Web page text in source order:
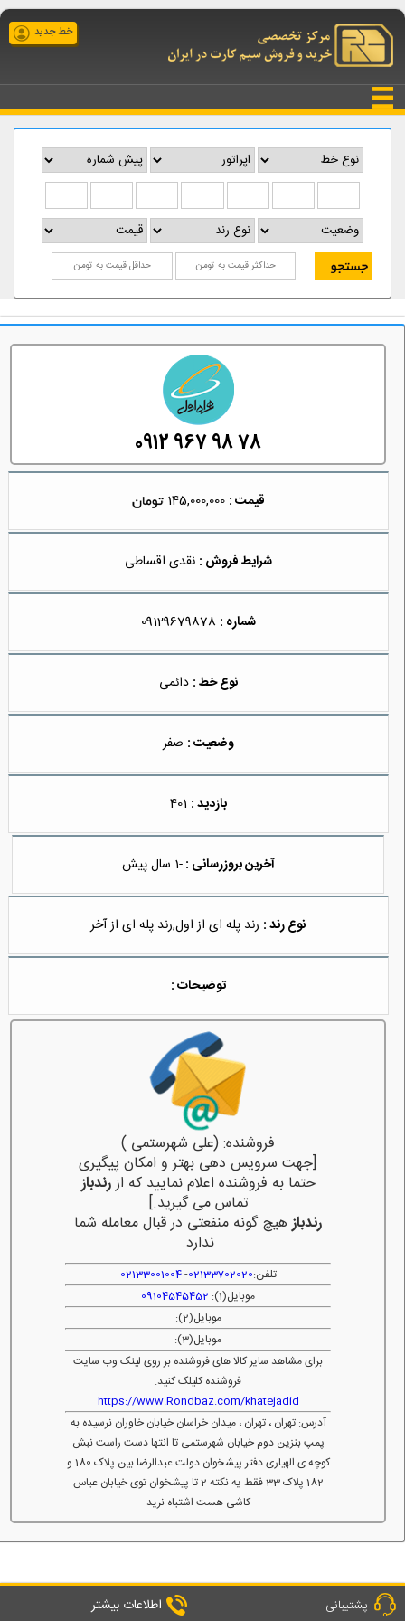
خط جدید
0912 967 98 78
قیمت : 145,000,000
شرایط فروش : نقدی اقساطی
شماره : 09129679878
نوع خط : دائمی
وضعیت : صفر
بازدید :
آخرین بروزرسانی :-1 سال پیش
نوع رند : رند پله ای از اول,رند پله ای از آخر
توضیحات :
فروشنده: (علی شهرستمی )
[جهت سرویس دهی بهتر و امکان پیگیری
حتما به فروشنده اعلام نمایید که ازرندباز
تماس می گیرید.]
رندبازهیچ گونه منفعتی در قبال معامله شما
ندارد.
تلفن:02133702020
-
02133001004
موبایل(1):
09104545452
موبایل(2):
موبایل(3):
برای مشاهد سایر کالا های فروشنده بر روی لینک وب سایت
فروشنده کلیلک کنید.
https://www.Rondbaz.com/khatejadid
آدرس: تهران ، تهران ، میدان خراسان خیابان خاوران نرسیده به
پمپ بنزین دوم خیابان شهرستمی تا انتها دست راست نبش
کوچه ی الهیاری دفتر پیشخوان دولت عبدالرضا بین پلاک 180 و
182 پلاک 33 فقط یه نکته 2 تا پیشخوان توی خیابان عباس
کاشی هست اشتباه نرید
پشتیبانی اطلاعات بیشتر